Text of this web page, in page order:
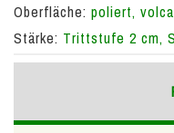
Oberfläche: poliert,
Stärke: Trittstufe 2 cm,